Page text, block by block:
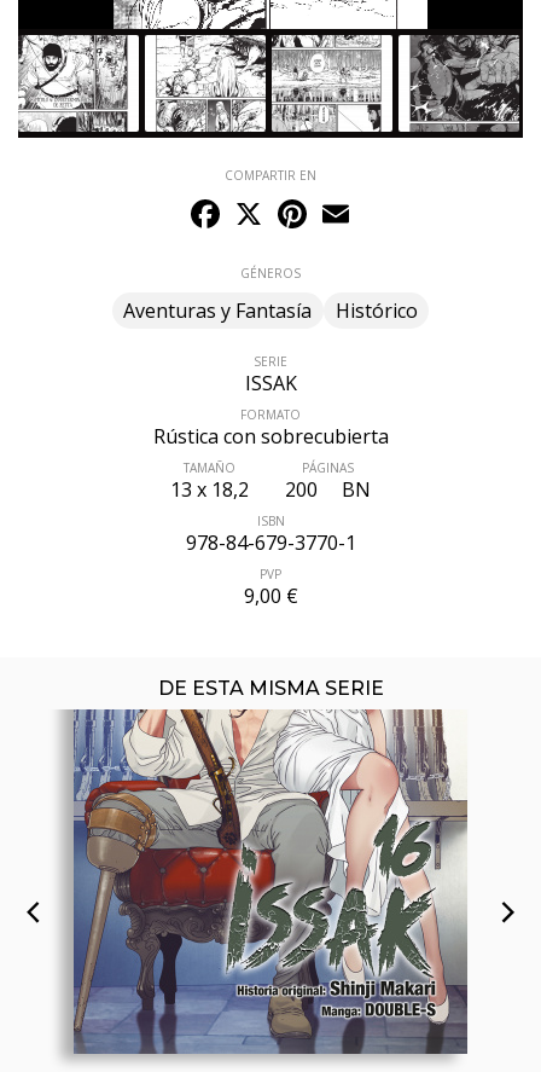
COMPARTIR EN
Facebook
X Pinterest
GÉNEROS
Aventuras y Fantasía Histórico
SERIE
ISSAK
FORMATO
Rústica con sobrecubierta
TAMAÑO
13 x 18,2
PÁGINAS
200 BN
ISBN
978-84-679-3770-1
PVP
9,00 €
DE ESTA MISMA SERIE
ÚLTIMO NÚMERO PUBLICADO